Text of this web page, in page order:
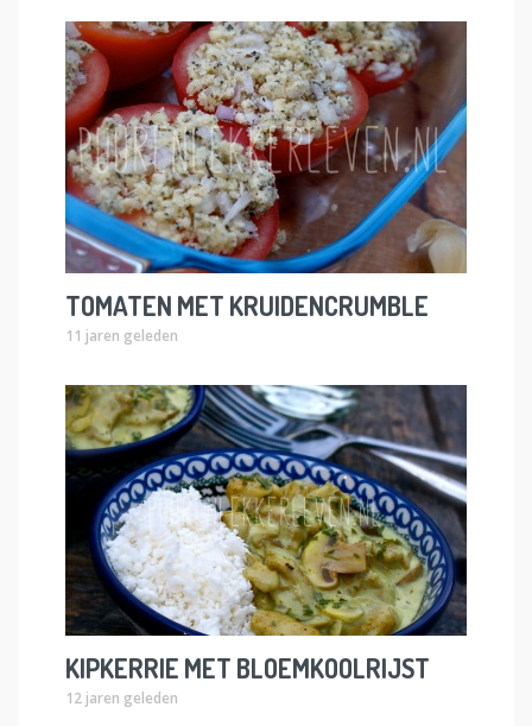
TOMATEN MET KRUIDENCRUMBLE
11 jaren geleden
KIPKERRIE MET BLOEMKOOLRIJST
12 jaren geleden